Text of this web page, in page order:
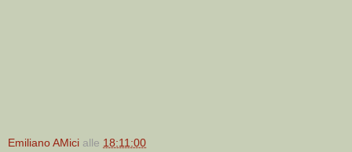
Emiliano AMici alle 18:11:00